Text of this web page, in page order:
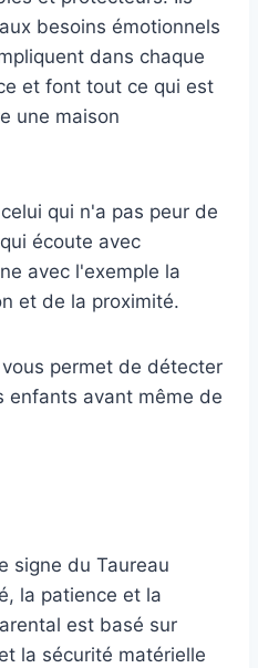
besoins émotionnels
dans chaque
et font tout ce qui est
une maison
qui n'a pas peur de
écoute avec
avec l'exemple la
et de la proximité.
permet de détecter
avant même de
signe du Taureau
la patience et la
est basé sur
la sécurité matérielle